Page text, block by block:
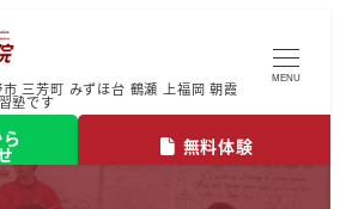
三芳町 みずほ台 鶴瀬 上福岡 朝霞
塾です
無料体験
MENU